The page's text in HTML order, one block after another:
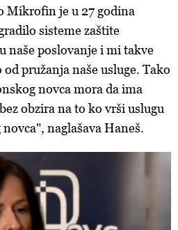
je u 27 godina
sisteme zaštite
naše poslovanje i mi takve
pružanja naše usluge. Tako
novca mora da ima
obzira na to ko vrši uslugu
naglašava Haneš.